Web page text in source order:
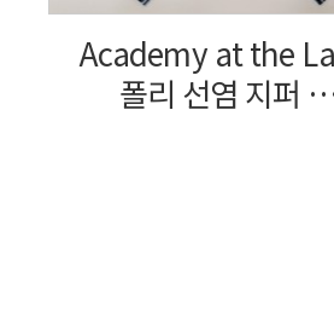
Academy at the
폴리 선염 지퍼